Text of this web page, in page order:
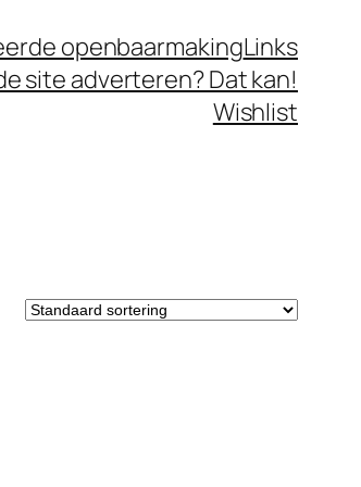
openbaarmakingLinks
site adverteren? Dat kan!
Wishlist